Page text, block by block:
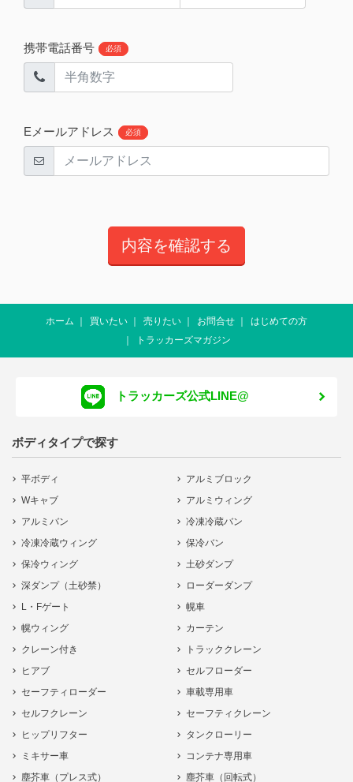
携帯電話番号 必須
Eメールアドレス 必須
ホーム 買いたい 売りたい お問合せ
はじめての方
トラッカーズマガジン
トラッカーズ公式LINE@
ボディタイプで探す
平ボディ
アルミブロック
Wキャブ
アルミウィング
アルミバン
冷凍冷蔵バン
冷凍冷蔵ウィング
保冷バン
保冷ウィング
土砂ダンプ
深ダンプ（土砂禁）
ローダーダンプ
L・Fゲート
幌車
幌ウィング
カーテン
クレーン付き
トラッククレーン
ヒアブ
セルフローダー
セーフティローダー
車載専用車
セルフクレーン
セーフティクレーン
ヒップリフター
タンクローリー
ミキサー車
コンテナ専用車
塵芥車（プレス式）
塵芥車（回転式）